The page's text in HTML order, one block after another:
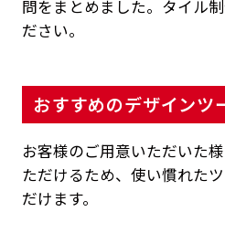
問をまとめました。タイル
ださい。
おすすめのデザインツ
お客様のご用意いただいた
ただけるため、使い慣れた
だけます。